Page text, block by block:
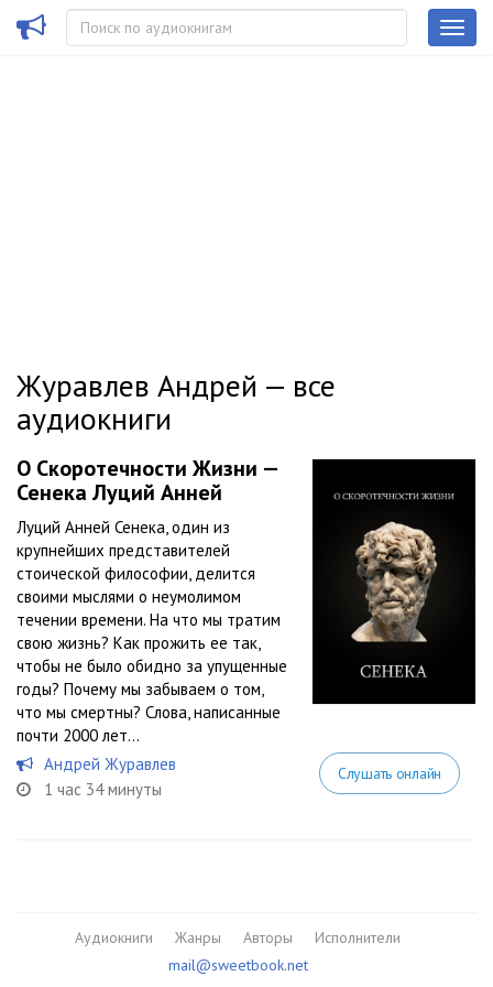
Журавлев Андрей — все
аудиокниги
О Скоротечности Жизни —
Сенека Луций Анней
Луций Анней Сенека, один из
крупнейших представителей
стоической философии, делится
своими мыслями о неумолимом
течении времени. На что мы тратим
свою жизнь? Как прожить ее так,
чтобы не было обидно за упущенные
годы? Почему мы забываем о том,
что мы смертны? Слова, написанные
почти 2000 лет...
Андрей Журавлев
1 час 34 минуты
Слушать онлайн
Аудиокниги Жанры Авторы
Исполнители
mail@sweetbook.net